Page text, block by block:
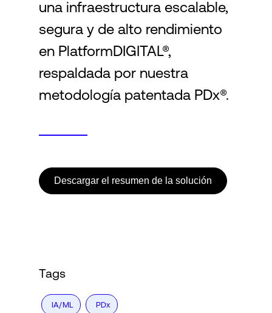
una infraestructura escalable,
segura y de alto rendimiento
en PlatformDIGITAL®,
respaldada por nuestra
metodología patentada PDx®.
Descargar el resumen de la solución
Tags
IA/ML PDx